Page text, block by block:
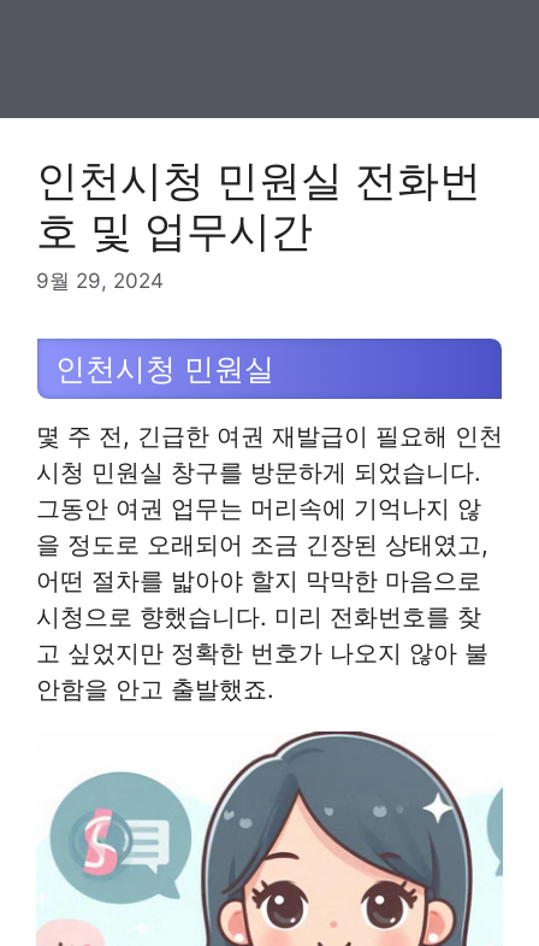
인천시청 민원실 전화번
호 및 업무시간
9월 29, 2024
인천시청 민원실
몇 주 전, 긴급한 여권 재발급이 필요해 인천
시청 민원실 창구를 방문하게 되었습니다.
그동안 여권 업무는 머리속에 기억나지 않
을 정도로 오래되어 조금 긴장된 상태였고,
어떤 절차를 밟아야 할지 막막한 마음으로
시청으로 향했습니다. 미리 전화번호를 찾
고 싶었지만 정확한 번호가 나오지 않아 불
안함을 안고 출발했죠.